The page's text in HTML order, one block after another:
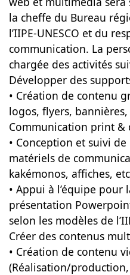
la cheffe du Bureau
l’IIPE-UNESCO et du
communication. La
chargée des activités
Développer des
• Création de contenu
logos, flyers,
Communication print &
• Conception et suivi
matériels de
kakémonos, affiches,
• Appui à l’équipe
présentation
selon les modèles de
Créer des contenus
• Création de contenu
(Réalisation/